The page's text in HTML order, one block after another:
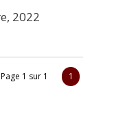
2022
Page 1 sur 1 1